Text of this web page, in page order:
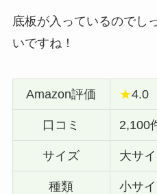
底板が入っているのでし
いですね！
Amazon評価 ★4.0
口コミ 2,100
サイズ 大サ
種類 小サ